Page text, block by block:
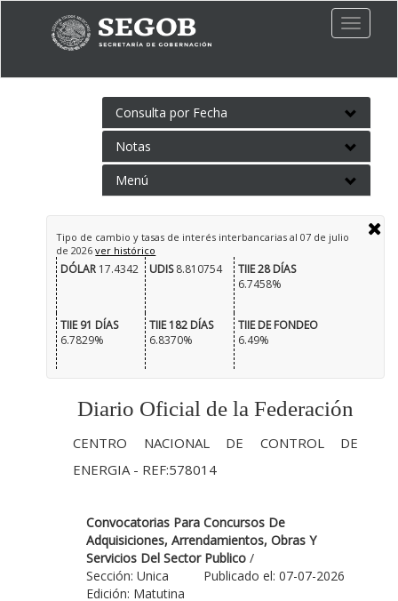
Toggle
Consulta por Fecha
Notas
Menú
Tipo de cambio y tasas de interés interbancarias al 07 de julio
de 2026ver histórico
DÓLAR17.4342 UDIS8.810754
TIIE 28 DÍAS
6.7458%
TIIE 91 DÍAS
6.7829%
TIIE 182 DÍAS
6.8370%
TIIE DE FONDEO
6.49%
Diario Oficial de la Federación
CENTRO NACIONAL DE CONTROL DE
ENERGIA - REF:578014
Convocatorias Para Concursos De
Adquisiciones, Arrendamientos, Obras Y
Servicios Del Sector Publico /
Publicado el: 07-07-2026
Sección: Unica
Edición: Matutina